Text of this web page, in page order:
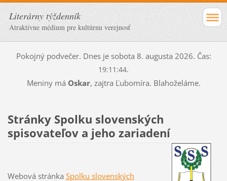
Literárny týždenník
Atraktívne médium pre kultúrnu verejnosť
Pokojný podvečer. Dnes je sobota 8. augusta 2026. Čas:
19:11:44.
Meniny má Oskar, zajtra Ľubomíra. Blahoželáme.
Stránky Spolku slovenských
spisovateľov a jeho zariadení
Webová stránka Spolku slovenských